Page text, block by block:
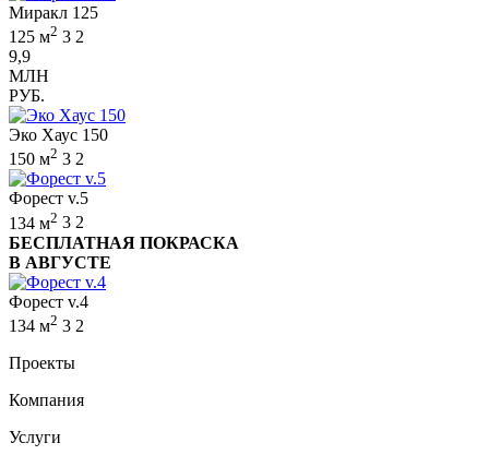
Миракл 125
125 м2 3 2
9,9
МЛН
РУБ.
Эко Хаус 150
150 м2 3 2
Форест v.5
134 м2 3 2
БЕСПЛАТНАЯ ПОКРАСКА
В АВГУСТЕ
Форест v.4
134 м2 3 2
Проекты
Компания
Услуги